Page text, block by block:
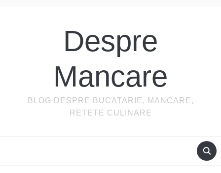
Despre
Mancare
BLOG DESPRE BUCATARIE, MANCARE,
RETETE CULINARE